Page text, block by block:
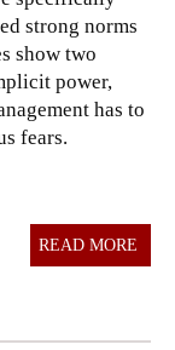
strong norms
show two
power,
has to
fears.
READ MORE